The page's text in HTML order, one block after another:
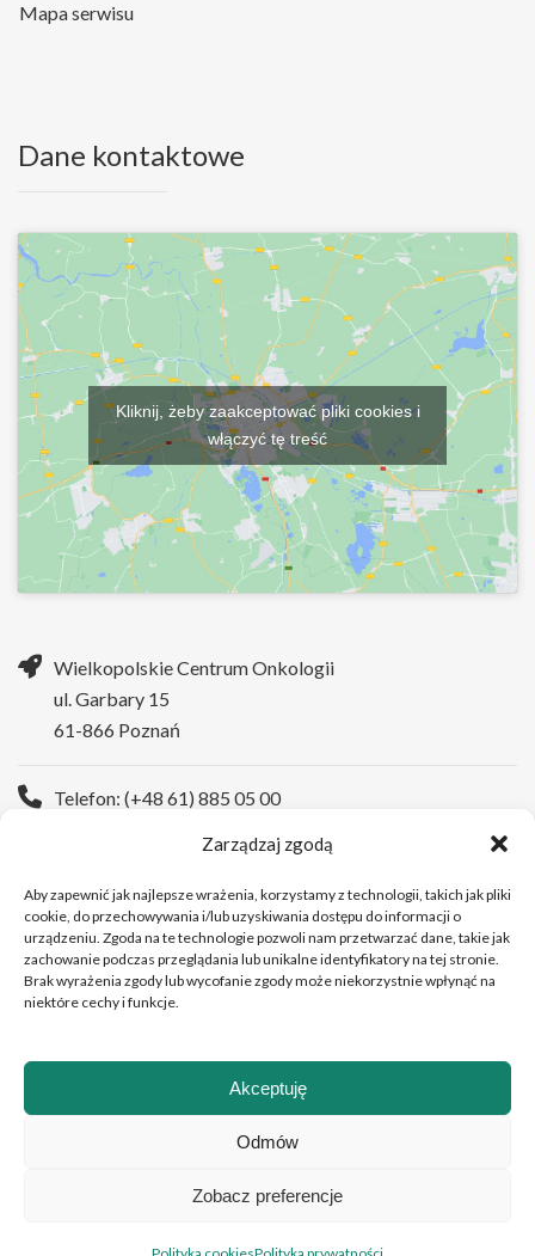
Zarządzaj zgodą
Aby zapewnić jak najlepsze wrażenia, korzystamy z technologii, takich jak pliki
cookie, do przechowywania i/lub uzyskiwania dostępu do informacji o
urządzeniu. Zgoda na te technologie pozwoli nam przetwarzać dane, takie jak
zachowanie podczas przeglądania lub unikalne identyfikatory na tej stronie.
Brak wyrażenia zgody lub wycofanie zgody może niekorzystnie wpłynąć na
niektóre cechy i funkcje.
Akceptuję
Odmów
Zobacz preferencje
Mapa serwisu
Dane kontaktowe
Kliknij, żeby zaakceptować pliki cookies i
włączyć tę treść
Wielkopolskie Centrum Onkologii
ul. Garbary 15
61-866 Poznań
Telefon: (+48 61) 885 05 00
Copyright © 2026 Wielkopolskie Centrum Onkologii